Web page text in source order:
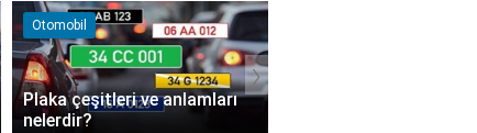
Moda ve Güzellik
Parfüm kalıcılığı ten tipine
göre değişir mi?
›